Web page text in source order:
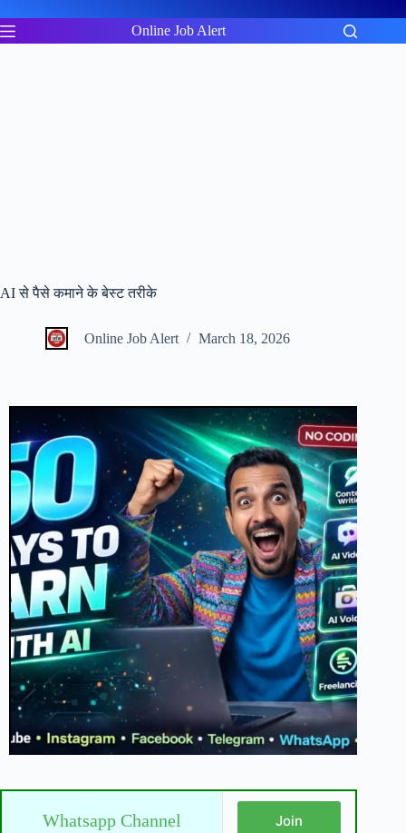
to
content
Online Job Alert
AI से पैसे कमाने के बेस्ट तरीके
Online Job Alert March 18, 2026
Whatsapp Channel Join